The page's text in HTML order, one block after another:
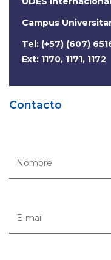
Campus
Tel: (+57) (607)
Ext: 1170, 1171, 1172
Contacto